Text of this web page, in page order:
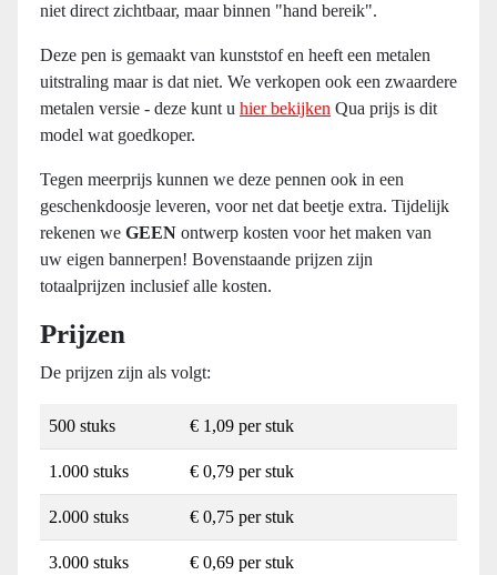
niet direct zichtbaar, maar binnen "hand bereik".
Deze pen is gemaakt van kunststof en heeft een metalen
uitstraling maar is dat niet. We verkopen ook een zwaardere
metalen versie - deze kunt u hier bekijken Qua prijs is dit
model wat goedkoper.
Tegen meerprijs kunnen we deze pennen ook in een
geschenkdoosje leveren, voor net dat beetje extra. Tijdelijk
rekenen we GEEN ontwerp kosten voor het maken van
uw eigen bannerpen! Bovenstaande prijzen zijn
totaalprijzen inclusief alle kosten.
Prijzen
De prijzen zijn als volgt:
500 stuks € 1,09 per stuk
1.000 stuks € 0,79 per stuk
2.000 stuks € 0,75 per stuk
3.000 stuks € 0,69 per stuk